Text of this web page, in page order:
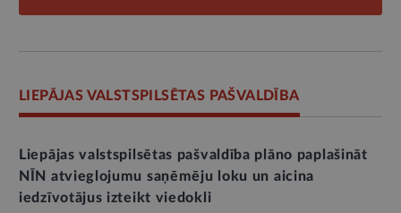
LIEPĀJAS VALSTSPILSĒTAS PAŠVALDĪBA
Liepājas valstspilsētas pašvaldība plāno paplašināt
NĪN atvieglojumu saņēmēju loku un aicina
iedzīvotājus izteikt viedokli